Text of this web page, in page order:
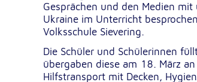
Gesprächen und den Medien
Ukraine im Unterricht
Volksschule Sievering.
Die Schüler und Schülerinnen
übergaben diese am 18. März
Hilfstransport mit Decken,
Cookie Laufzeit: 1 Jahr
Einverständnis-Cookie
Name: cookie_consent